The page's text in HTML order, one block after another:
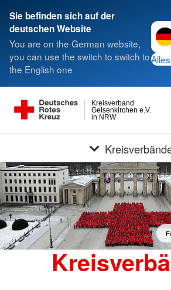
Sie befinden sich auf der
deutschen Website
You are on the German website,
you can use the switch to switch to
the English one
in NRW
Gelsenkirchen e.V.
Kreisverband